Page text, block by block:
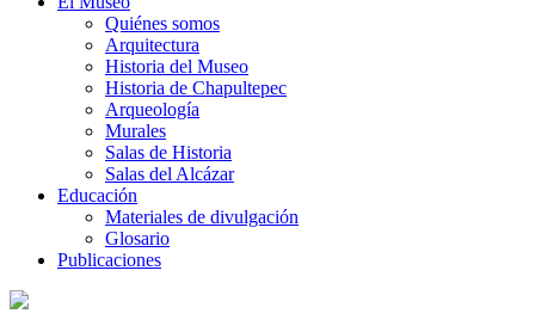
Quiénes somos
Arquitectura
Historia del Museo
Historia de Chapultepec
Arqueología
Murales
Salas de Historia
Salas del Alcázar
Educación
Materiales de divulgación
Glosario
Publicaciones